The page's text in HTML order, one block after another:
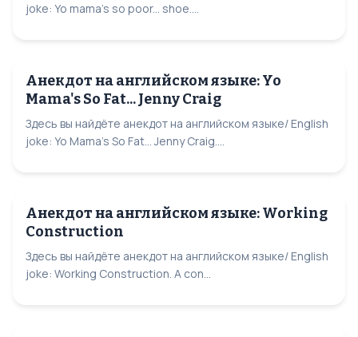
joke: Yo mama's so poor... shoe....
Анекдот на английском языке: Yo
Mama's So Fat... Jenny Craig
Здесь вы найдёте анекдот на английском языке/ English
joke: Yo Mama's So Fat... Jenny Craig....
Анекдот на английском языке: Working
Construction
Здесь вы найдёте анекдот на английском языке/ English
joke: Working Construction. A con...